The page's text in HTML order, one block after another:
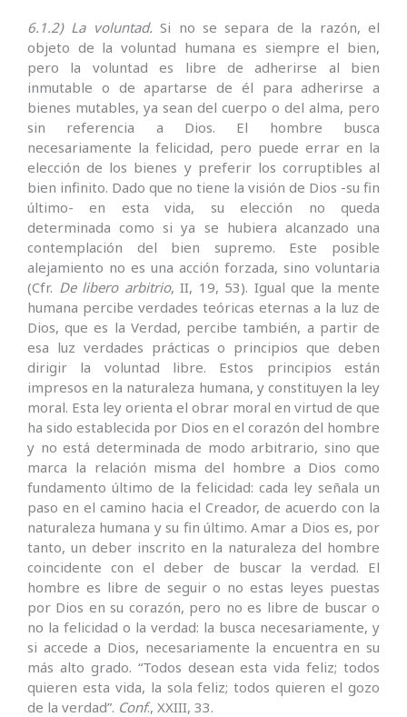
6.1.2) La voluntad. Si no se separa de la razón, el
objeto de la voluntad humana es siempre el bien,
pero la voluntad es libre de adherirse al bien
inmutable o de apartarse de él para adherirse a
bienes mutables, ya sean del cuerpo o del alma, pero
sin referencia a Dios. El hombre busca
necesariamente la felicidad, pero puede errar en la
elección de los bienes y preferir los corruptibles al
bien infinito. Dado que no tiene la visión de Dios -su fin
último- en esta vida, su elección no queda
determinada como si ya se hubiera alcanzado una
contemplación del bien supremo. Este posible
alejamiento no es una acción forzada, sino voluntaria
(Cfr. De libero arbitrio, II, 19, 53). Igual que la mente
humana percibe verdades teóricas eternas a la luz de
Dios, que es la Verdad, percibe también, a partir de
esa luz verdades prácticas o princi­pios que deben
dirigir la voluntad libre. Estos principios están
impresos en la naturaleza humana, y constituyen la ley
moral. Esta ley orienta el obrar moral en virtud de que
ha sido establecida por Dios en el corazón del hombre
y no está determinada de modo arbitrario, sino que
marca la relación misma del hombre a Dios como
fundamento último de la felicidad: cada ley señala un
paso en el camino hacia el Creador, de acuerdo con la
naturaleza humana y su fin último. Amar a Dios es, por
tanto, un deber inscrito en la naturaleza del hombre
coincidente con el deber de buscar la verdad. El
hombre es libre de seguir o no estas leyes puestas
por Dios en su corazón, pero no es libre de buscar o
no la felicidad o la verdad: la busca necesariamente, y
si accede a Dios, necesariamente la encuentra en su
más alto grado. “Todos desean esta vida feliz; todos
quieren esta vida, la sola feliz; todos quieren el gozo
de la verdad”. Conf., XXIII, 33.